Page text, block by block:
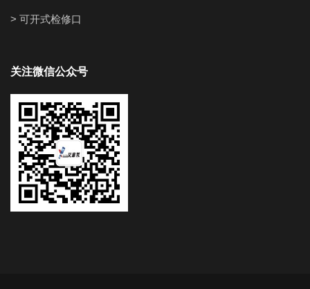
> 可开式检修口
关注微信公众号